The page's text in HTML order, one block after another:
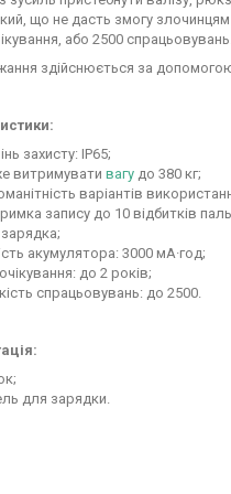
що не дасть змогу
або 2500
здійснюється за
захисту: IP65;
витримувати вагу до 380 кг;
варіантів
запису до 10 відбитків
акумулятора: 3000 мА·год;
до 2 років;
спрацьовувань: до 2500.
для зарядки.